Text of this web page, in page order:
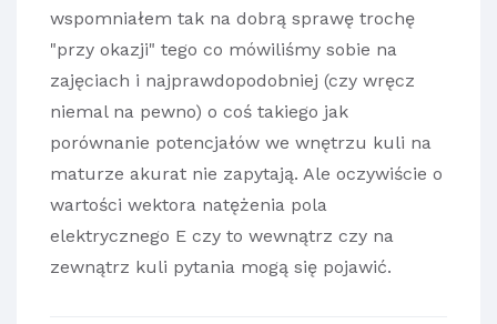
wspomniałem tak na dobrą sprawę trochę
"przy okazji" tego co mówiliśmy sobie na
zajęciach i najprawdopodobniej (czy wręcz
niemal na pewno) o coś takiego jak
porównanie potencjałów we wnętrzu kuli na
maturze akurat nie zapytają. Ale oczywiście o
wartości wektora natężenia pola
elektrycznego E czy to wewnątrz czy na
zewnątrz kuli pytania mogą się pojawić.